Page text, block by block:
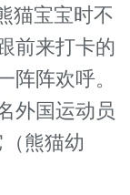
猫宝宝时不
前来打卡的
阵阵欢呼。
外国运动员
熊猫幼